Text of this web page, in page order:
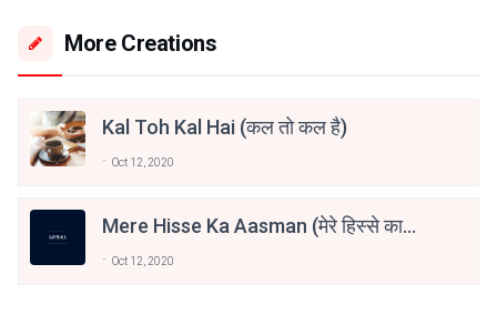
More Creations
Kal Toh Kal Hai (कल तो कल है)
Oct 12, 2020
Mere Hisse Ka Aasman (मेरे हिस्से का
Oct 12, 2020